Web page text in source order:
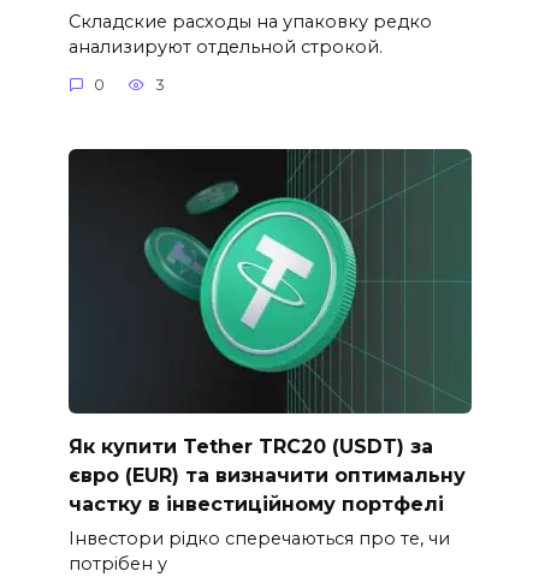
Складские расходы на упаковку редко
анализируют отдельной строкой.
0 3
Як купити Tether TRC20 (USDT) за
євро (EUR) та визначити оптимальну
частку в інвестиційному портфелі
Інвестори рідко сперечаються про те, чи
потрібен у